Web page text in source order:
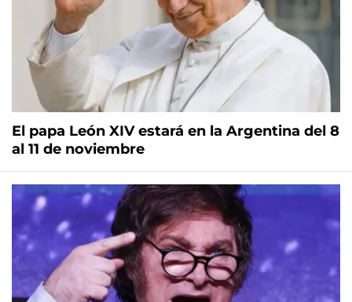
El papa León XIV estará en la Argentina del 8
al 11 de noviembre